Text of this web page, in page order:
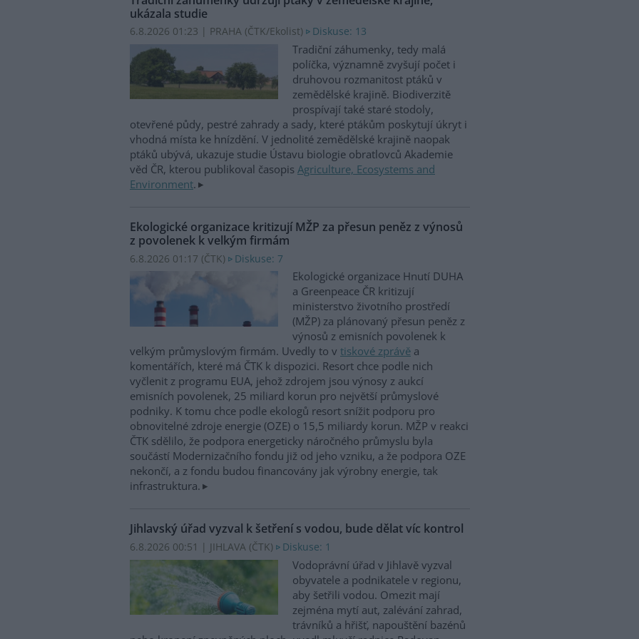
ukázala studie
6.8.2026 01:23 | PRAHA (ČTK/Ekolist) Diskuse: 13
Tradiční záhumenky, tedy malá
políčka, významně zvyšují počet i
druhovou rozmanitost ptáků v
zemědělské krajině. Biodiverzitě
prospívají také staré stodoly,
otevřené půdy, pestré zahrady a sady, které ptákům poskytují úkryt i
vhodná místa ke hnízdění. V jednolité zemědělské krajině naopak
ptáků ubývá, ukazuje studie Ústavu biologie obratlovců Akademie
věd ČR, kterou publikoval časopis Agriculture, Ecosystems and
Environment.
Ekologické organizace kritizují MŽP za přesun peněz z výnosů
z povolenek k velkým firmám
6.8.2026 01:17 (ČTK) Diskuse: 7
Ekologické organizace Hnutí DUHA
a Greenpeace ČR kritizují
ministerstvo životního prostředí
(MŽP) za plánovaný přesun peněz z
výnosů z emisních povolenek k
velkým průmyslovým firmám. Uvedly to v tiskové zprávě a
komentářích, které má ČTK k dispozici. Resort chce podle nich
vyčlenit z programu EUA, jehož zdrojem jsou výnosy z aukcí
emisních povolenek, 25 miliard korun pro největší průmyslové
podniky. K tomu chce podle ekologů resort snížit podporu pro
obnovitelné zdroje energie (OZE) o 15,5 miliardy korun. MŽP v reakci
ČTK sdělilo, že podpora energeticky náročného průmyslu byla
součástí Modernizačního fondu již od jeho vzniku, a že podpora OZE
nekončí, a z fondu budou financovány jak výrobny energie, tak
infrastruktura.
Jihlavský úřad vyzval k šetření s vodou, bude dělat víc kontrol
6.8.2026 00:51 | JIHLAVA (ČTK) Diskuse: 1
Vodoprávní úřad v Jihlavě vyzval
obyvatele a podnikatele v regionu,
aby šetřili vodou. Omezit mají
zejména mytí aut, zalévání zahrad,
trávníků a hřišť, napouštění bazénů